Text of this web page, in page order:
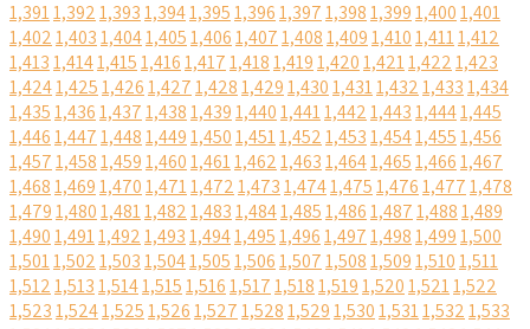
1,3911,3921,3931,3941,3951,3961,3971,3981,3991,4001,401
1,4021,4031,4041,4051,4061,4071,4081,4091,4101,4111,412
1,4131,4141,4151,4161,4171,4181,4191,4201,4211,4221,423
1,4241,4251,4261,4271,4281,4291,4301,4311,4321,4331,434
1,4351,4361,4371,4381,4391,4401,4411,4421,4431,4441,445
1,4461,4471,4481,4491,4501,4511,4521,4531,4541,4551,456
1,4571,4581,4591,4601,4611,4621,4631,4641,4651,4661,467
1,4681,4691,4701,4711,4721,4731,4741,4751,4761,4771,478
1,4791,4801,4811,4821,4831,4841,4851,4861,4871,4881,489
1,4901,4911,4921,4931,4941,4951,4961,4971,4981,4991,500
1,5011,5021,5031,5041,5051,5061,5071,5081,5091,5101,511
1,5121,5131,5141,5151,5161,5171,5181,5191,5201,5211,522
1,5231,5241,5251,5261,5271,5281,5291,5301,5311,5321,533